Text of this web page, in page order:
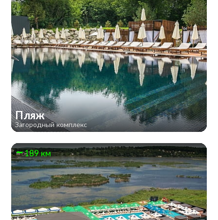
Пляж
Загородный комплекс
189 км